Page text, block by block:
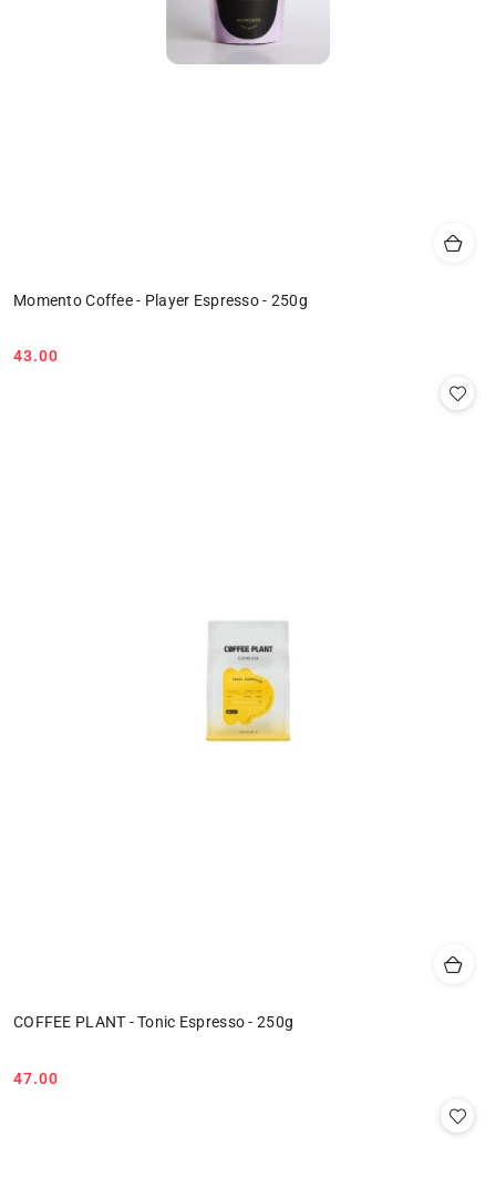
Momento Coffee - Player Espresso - 250g
Cena:
43.00
COFFEE PLANT - Tonic Espresso - 250g
Cena:
47.00